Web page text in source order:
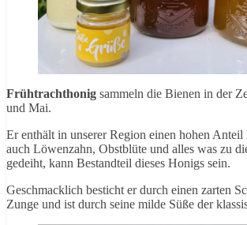
Frühtrachthonig sammeln die Bienen in der
und Mai.
Er enthält in unserer Region einen hohen Anteil
auch Löwenzahn, Obstblüte und alles was zu
gedeiht, kann Bestandteil dieses Honigs sein.
Geschmacklich besticht er durch einen zarten
Zunge und ist durch seine milde Süße der